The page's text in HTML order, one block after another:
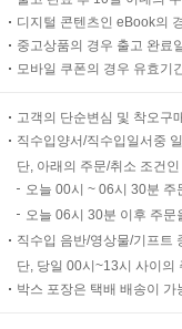
디지털 콘텐츠인 eBook의
중고상품의 경우 출고 완료
모바일 쿠폰의 경우 유효기
고객의 단순변심 및 착오구
직수입양서/직수입일서중
단, 아래의 주문/취소 조건
오늘 00시 ~ 06시 30분
오늘 06시 30분 이후 주
직수입 음반/영상물/기프트
단, 당일 00시~13시 사이의
박스 포장은 택배 배송이